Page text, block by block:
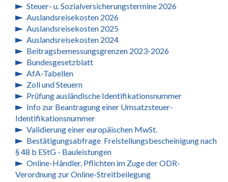
Steuer- u. Sozialversicherungstermine 2026
Auslandsreisekosten 2026
Auslandsreisekosten 2025
Auslandsreisekosten 2024
Beitragsbemessungsgrenzen 2023-2026
Bundesgesetzblatt
AfA-Tabellen
Zoll und Steuern
Prüfung ausländische Identifikationsnummer
Info zur Beantragung einer Umsatzsteuer-
Identifikationsnummer
Validierung einer europäischen MwSt.
Bestätigungsabfrage Freistellungsbescheinigung nach
§ 48 b EStG - Bauleistungen
Online-Händler, Pflichten im Zuge der ODR-
Verordnung zur Online-Streitbeilegung